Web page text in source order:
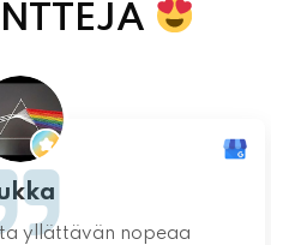
yllättävän nopeaa